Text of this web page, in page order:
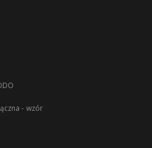
- wzór